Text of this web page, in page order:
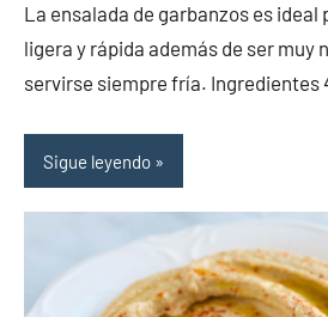
la
salud
comentarios
La ensalada de garbanzos es ideal
ligera y rápida además de ser muy
servirse siempre fría.
Sigue leyendo